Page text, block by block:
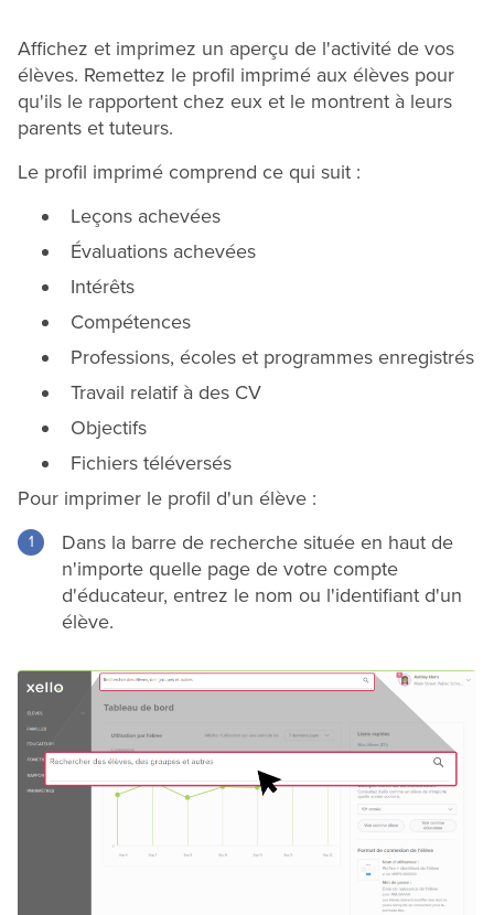
Affichez et imprimez un aperçu de l'activité de vos
élèves. Remettez le profil imprimé aux élèves pour
qu'ils le rapportent chez eux et le montrent à leurs
parents et tuteurs.
Le profil imprimé comprend ce qui suit :
Leçons achevées
Évaluations achevées
Intérêts
Compétences
Professions, écoles et programmes enregistrés
Travail relatif à des CV
Objectifs
Fichiers téléversés
Pour imprimer le profil d'un élève :
Dans la barre de recherche située en haut de
n'importe quelle page de votre compte
d'éducateur, entrez le nom ou l'identifiant d'un
élève.